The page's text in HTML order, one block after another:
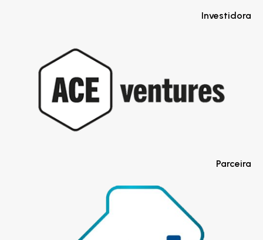
Investidora
Parceira